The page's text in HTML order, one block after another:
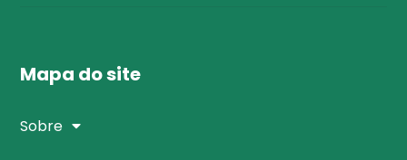
Mapa do site
Sobre